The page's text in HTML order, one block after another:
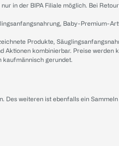
in der BIPA Filiale möglich. Bei
Baby-Premium-
Produkte,
Aktionen kombinierbar. Preise werden
kaufmännisch gerundet.
weiteren ist ebenfalls ein